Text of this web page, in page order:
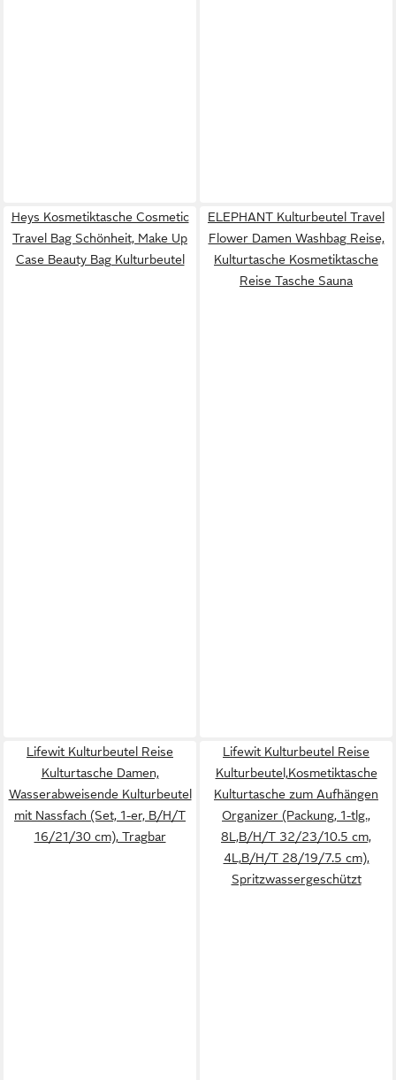
Heys Kosmetiktasche Cosmetic
Travel Bag Schönheit, Make Up
Case Beauty Bag Kulturbeutel
ELEPHANT Kulturbeutel Travel
Flower Damen Washbag Reise,
Kulturtasche Kosmetiktasche
Reise Tasche Sauna
Lifewit Kulturbeutel Reise
Kulturtasche Damen,
Wasserabweisende Kulturbeutel
mit Nassfach (Set, 1-er, B/H/T
16/21/30 cm), Tragbar
Lifewit Kulturbeutel Reise
Kulturbeutel,Kosmetiktasche
Kulturtasche zum Aufhängen
Organizer (Packung, 1-tlg.,
8L,B/H/T 32/23/10.5 cm,
4L,B/H/T 28/19/7.5 cm),
Spritzwassergeschützt